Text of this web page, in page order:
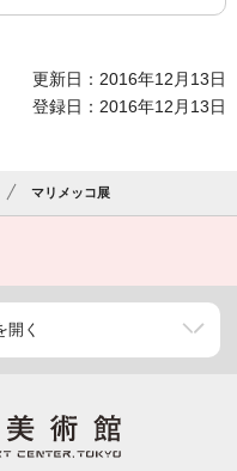
更新日：2016年12月13日
登録日：2016年12月13日
マリメッコ展
開く